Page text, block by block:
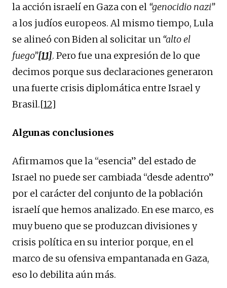
la acción israelí en Gaza con el “genocidio nazi”
a los judíos europeos. Al mismo tiempo, Lula
se alineó con Biden al solicitar un “alto el
fuego”[11]. Pero fue una expresión de lo que
decimos porque sus declaraciones generaron
una fuerte crisis diplomática entre Israel y
Brasil.[12]
Algunas conclusiones
Afirmamos que la “esencia” del estado de
Israel no puede ser cambiada “desde adentro”
por el carácter del conjunto de la población
israelí que hemos analizado. En ese marco, es
muy bueno que se produzcan divisiones y
crisis política en su interior porque, en el
marco de su ofensiva empantanada en Gaza,
eso lo debilita aún más.